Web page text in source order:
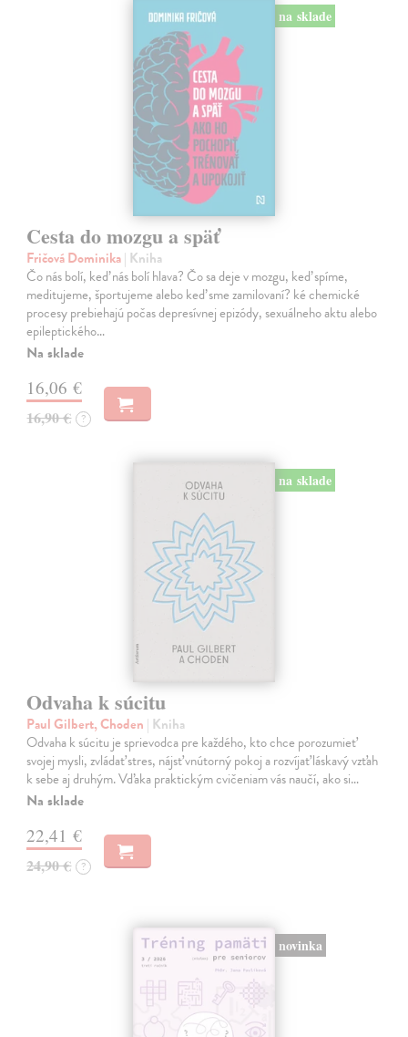
na sklade
Cesta do mozgu a späť
Fričová Dominika| Kniha
Čo nás bolí, keď nás bolí hlava? Čo sa deje v mozgu, keď spíme,
meditujeme, športujeme alebo keď sme zamilovaní? ké chemické
procesy prebiehajú počas depresívnej epizódy, sexuálneho aktu alebo
epileptického…
Na sklade
16,06 €
16,90 € ?
na sklade
Odvaha k súcitu
Paul Gilbert, Choden | Kniha
Odvaha k súcitu je sprievodca pre každého, kto chce porozumieť
svojej mysli, zvládať stres, nájsť vnútorný pokoj a rozvíjať láskavý vzťah
k sebe aj druhým. Vďaka praktickým cvičeniam vás naučí, ako si…
Na sklade
22,41 €
24,90 € ?
novinka